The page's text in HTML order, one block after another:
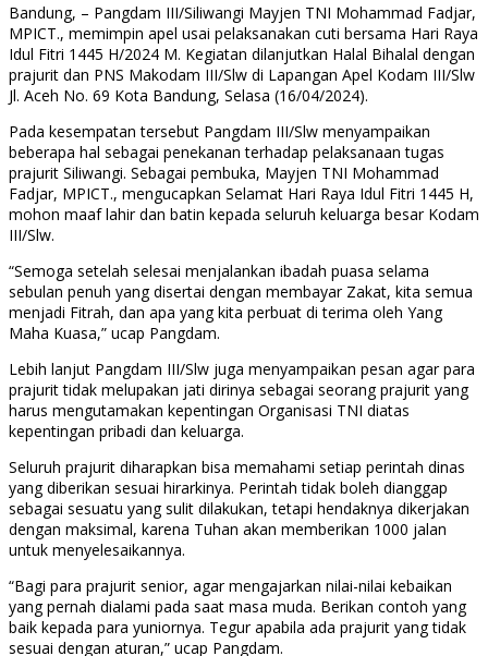
Bandung, – Pangdam III/Siliwangi Mayjen TNI Mohammad Fadjar,
MPICT., memimpin apel usai pelaksanakan cuti bersama Hari Raya
Idul Fitri 1445 H/2024 M. Kegiatan dilanjutkan Halal Bihalal dengan
prajurit dan PNS Makodam III/Slw di Lapangan Apel Kodam III/Slw
Jl. Aceh No. 69 Kota Bandung, Selasa (16/04/2024).
Pada kesempatan tersebut Pangdam III/Slw menyampaikan
beberapa hal sebagai penekanan terhadap pelaksanaan tugas
prajurit Siliwangi. Sebagai pembuka, Mayjen TNI Mohammad
Fadjar, MPICT., mengucapkan Selamat Hari Raya Idul Fitri 1445 H,
mohon maaf lahir dan batin kepada seluruh keluarga besar Kodam
III/Slw.
“Semoga setelah selesai menjalankan ibadah puasa selama
sebulan penuh yang disertai dengan membayar Zakat, kita semua
menjadi Fitrah, dan apa yang kita perbuat di terima oleh Yang
Maha Kuasa,” ucap Pangdam.
Lebih lanjut Pangdam III/Slw juga menyampaikan pesan agar para
prajurit tidak melupakan jati dirinya sebagai seorang prajurit yang
harus mengutamakan kepentingan Organisasi TNI diatas
kepentingan pribadi dan keluarga.
Seluruh prajurit diharapkan bisa memahami setiap perintah dinas
yang diberikan sesuai hirarkinya. Perintah tidak boleh dianggap
sebagai sesuatu yang sulit dilakukan, tetapi hendaknya dikerjakan
dengan maksimal, karena Tuhan akan memberikan 1000 jalan
untuk menyelesaikannya.
“Bagi para prajurit senior, agar mengajarkan nilai-nilai kebaikan
yang pernah dialami pada saat masa muda. Berikan contoh yang
baik kepada para yuniornya. Tegur apabila ada prajurit yang tidak
sesuai dengan aturan,” ucap Pangdam.